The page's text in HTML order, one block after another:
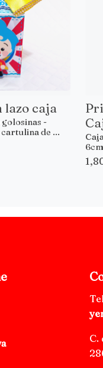
lazo caja
-
de ...
C.